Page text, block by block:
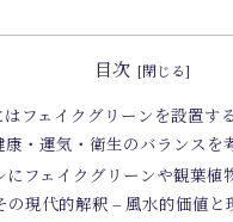
目次
はフェイクグリーンを設置す
康・運気・衛生のバランスを
にフェイクグリーンや観葉植
の現代的解釈 – 風水的価値と